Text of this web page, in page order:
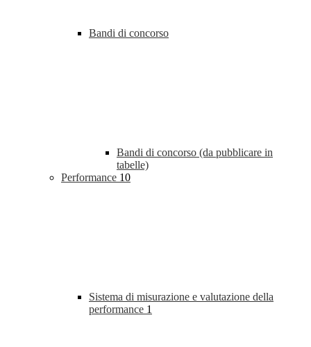
Bandi di concorso
Bandi di concorso (da pubblicare in
tabelle)
Performance 10
Sistema di misurazione e valutazione della
performance 1